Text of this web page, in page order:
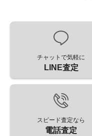
チャットで気軽に
LINE査定
スピード査定なら
電話査定